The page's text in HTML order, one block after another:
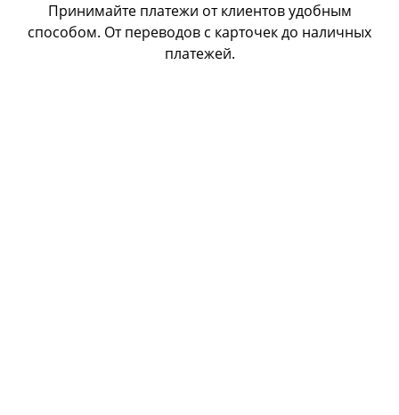
Принимайте платежи от клиентов удобным
способом. От переводов с карточек до наличных
платежей.